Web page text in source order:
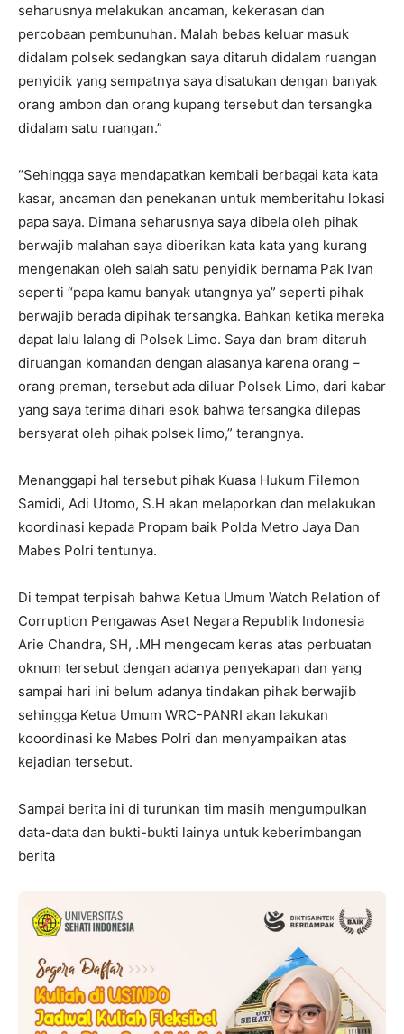
seharusnya melakukan ancaman, kekerasan dan
percobaan pembunuhan. Malah bebas keluar masuk
didalam polsek sedangkan saya ditaruh didalam ruangan
penyidik yang sempatnya saya disatukan dengan banyak
orang ambon dan orang kupang tersebut dan tersangka
didalam satu ruangan.”
“Sehingga saya mendapatkan kembali berbagai kata kata
kasar, ancaman dan penekanan untuk memberitahu lokasi
papa saya. Dimana seharusnya saya dibela oleh pihak
berwajib malahan saya diberikan kata kata yang kurang
mengenakan oleh salah satu penyidik bernama Pak Ivan
seperti “papa kamu banyak utangnya ya” seperti pihak
berwajib berada dipihak tersangka. Bahkan ketika mereka
dapat lalu lalang di Polsek Limo. Saya dan bram ditaruh
diruangan komandan dengan alasanya karena orang –
orang preman, tersebut ada diluar Polsek Limo, dari kabar
yang saya terima dihari esok bahwa tersangka dilepas
bersyarat oleh pihak polsek limo,” terangnya.
Menanggapi hal tersebut pihak Kuasa Hukum Filemon
Samidi, Adi Utomo, S.H akan melaporkan dan melakukan
koordinasi kepada Propam baik Polda Metro Jaya Dan
Mabes Polri tentunya.
Di tempat terpisah bahwa Ketua Umum Watch Relation of
Corruption Pengawas Aset Negara Republik Indonesia
Arie Chandra, SH, .MH mengecam keras atas perbuatan
oknum tersebut dengan adanya penyekapan dan yang
sampai hari ini belum adanya tindakan pihak berwajib
sehingga Ketua Umum WRC-PANRI akan lakukan
kooordinasi ke Mabes Polri dan menyampaikan atas
kejadian tersebut.
Sampai berita ini di turunkan tim masih mengumpulkan
data-data dan bukti-bukti lainya untuk keberimbangan
berita